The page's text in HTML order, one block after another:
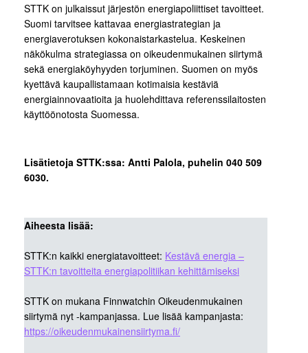
STTK on julkaissut järjestön energiapoliittiset tavoitteet.
Suomi tarvitsee kattavaa energiastrategian ja
energiaverotuksen kokonaistarkastelua. Keskeinen
näkökulma strategiassa on oikeudenmukainen siirtymä
sekä energiaköyhyyden torjuminen. Suomen on myös
kyettävä kaupallistamaan kotimaisia kestäviä
energiainnovaatioita ja huolehdittava referenssilaitosten
käyttöönotosta Suomessa.
Lisätietoja STTK:ssa: Antti Palola, puhelin 040 509
6030.
Aiheesta lisää:
STTK:n kaikki energiatavoitteet: Kestävä energia –
STTK:n tavoitteita energiapolitiikan kehittämiseksi
STTK on mukana Finnwatchin Oikeudenmukainen
siirtymä nyt -kampanjassa. Lue lisää kampanjasta:
https://oikeudenmukainensiirtyma.fi/